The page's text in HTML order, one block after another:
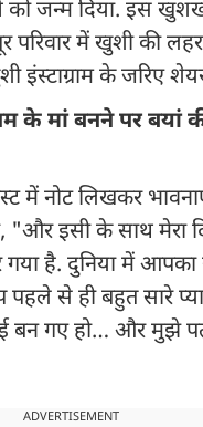
को जन्म दिया. इस
में खुशी की
इंस्टाग्राम के जरिए
के मां बनने पर बयां
में नोट लिखकर
"और इसी के साथ मेरा
है. दुनिया में आपका
से ही बहुत सारे
बन गए हो… और मुझे
ADVERTISEMENT